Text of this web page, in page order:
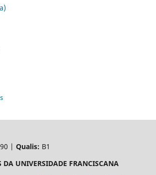
| Qualis: B1
DA UNIVERSIDADE FRANCISCANA